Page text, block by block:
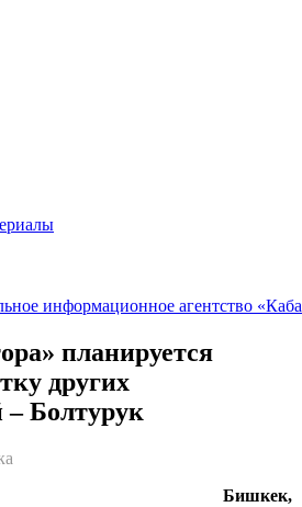
планируется
других
– Болтурук
Бишкек,